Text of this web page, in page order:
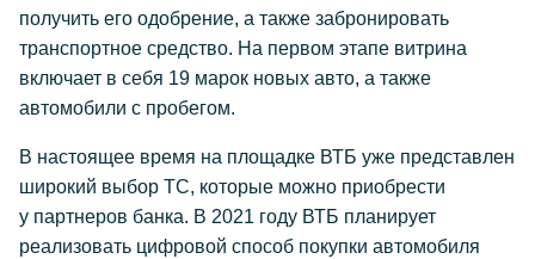
получить его одобрение, а также забронировать
транспортное средство. На первом этапе витрина
включает в себя 19 марок новых авто, а также
автомобили с пробегом.
В настоящее время на площадке ВТБ уже представлен
широкий выбор ТС, которые можно приобрести
у партнеров банка. В 2021 году ВТБ планирует
реализовать цифровой способ покупки автомобиля